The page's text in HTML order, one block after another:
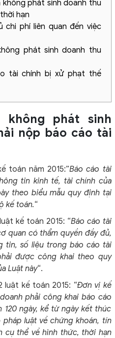
không phát sinh doanh thu
hạn
chi phí liên quan đến việc
phát sinh doanh thu
tài chính bị xử phạt thế
không phát sinh
nộp báo cáo tài
toán năm 2015:”Báo cáo tài
tin kinh tế, tài chính của
theo biểu mẫu quy định tại
kế toán.“
kế toán 2015: “Báo cáo tài
quan có thẩm quyền đầy đủ,
tin, số liệu trong báo cáo tài
được công khai theo quy
Luật này“.
luật kế toán 2015: “Đơn vị kế
phải công khai báo cáo
ngày, kể từ ngày kết thúc
luật về chứng khoán, tín
cụ thể về hình thức, thời hạn